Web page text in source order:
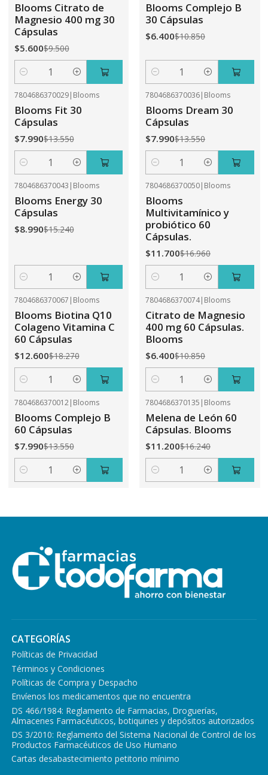
Blooms Citrato de
Magnesio 400 mg 30
Cápsulas
$5.600$9.500
Cantidad
Blooms Complejo B
30 Cápsulas
$6.400$10.850
Cantidad
7804686370029| Blooms
Blooms Fit 30
Cápsulas
$7.990$13.550
Cantidad
7804686370036| Blooms
Blooms Dream 30
Cápsulas
$7.990$13.550
Cantidad
7804686370043 | Blooms
Blooms Energy 30
Cápsulas
$8.990$15.240
Cantidad
7804686370050| Blooms
Blooms
Multivitamínico y
probiótico 60
Cápsulas.
$11.700$16.960
Cantidad
7804686370067 | Blooms
Blooms Biotina Q10
Colageno Vitamina C
60 Cápsulas
$12.600$18.270
Cantidad
7804686370074| Blooms
Citrato de Magnesio
400 mg 60 Cápsulas.
Blooms
$6.400$10.850
Cantidad
7804686370012| Blooms
Blooms Complejo B
60 Cápsulas
$7.990$13.550
Cantidad
7804686370135 | Blooms
Melena de León 60
Cápsulas. Blooms
$11.200$16.240
Cantidad
CATEGORÍAS
Políticas de Privacidad
Términos y Condiciones
Políticas de Compra y Despacho
Envíenos los medicamentos que no encuentra
DS 466/1984: Reglamento de Farmacias, Droguerías,
Almacenes Farmacéuticos, botiquines y depósitos autorizados
DS 3/2010: Reglamento del Sistema Nacional de Control de los
Productos Farmacéuticos de Uso Humano
Cartas desabastecimiento petitorio mínimo